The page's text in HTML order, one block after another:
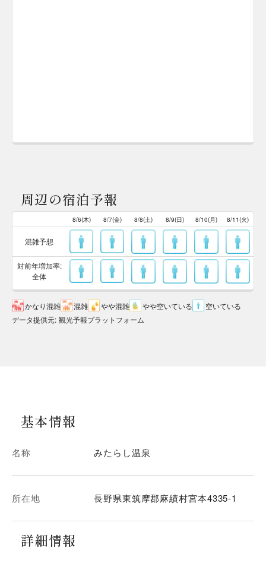
周辺の宿泊予報
8/6(木) 8/7(金) 8/8(土) 8/9(日) 8/10(月) 8/11(火)
混雑予想
対前年増加率:
全体
かなり混雑 混雑 やや混雑 やや空いている
空いている
データ提供元: 観光予報プラットフォーム
基本情報
名称 みたらし温泉
所在地 長野県東筑摩郡麻績村宮本4335-1
詳細情報